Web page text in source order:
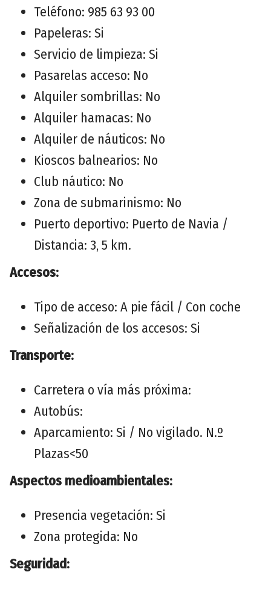
Teléfono: 985 63 93 00
Papeleras: Si
Servicio de limpieza: Si
Pasarelas acceso: No
Alquiler sombrillas: No
Alquiler hamacas: No
Alquiler de náuticos: No
Kioscos balnearios: No
Club náutico: No
Zona de submarinismo: No
Puerto deportivo: Puerto de Navia /
Distancia: 3, 5 km.
Accesos:
Tipo de acceso: A pie fácil / Con coche
Señalización de los accesos: Si
Transporte:
Carretera o vía más próxima:
Autobús:
Aparcamiento: Si / No vigilado. N.º
Plazas<50
Aspectos medioambientales:
Presencia vegetación: Si
Zona protegida: No
Seguridad: